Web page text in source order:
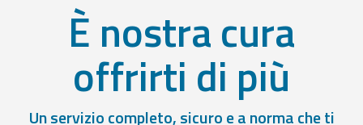
È nostra cura
offrirti di più
Un servizio completo, sicuro e a norma che ti